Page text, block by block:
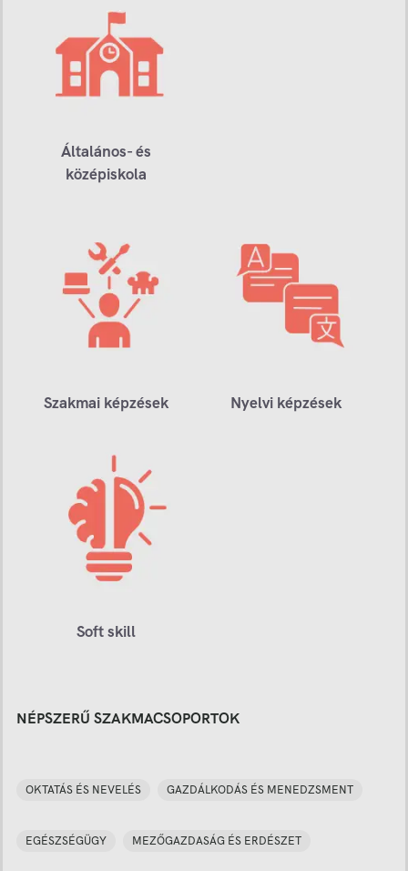
Általános- és
középiskola
Szakmai képzések Nyelvi képzések
Soft skill
NÉPSZERŰ SZAKMACSOPORTOK
OKTATÁS ÉS NEVELÉS GAZDÁLKODÁS ÉS MENEDZSMENT
EGÉSZSÉGÜGY MEZŐGAZDASÁG ÉS ERDÉSZET